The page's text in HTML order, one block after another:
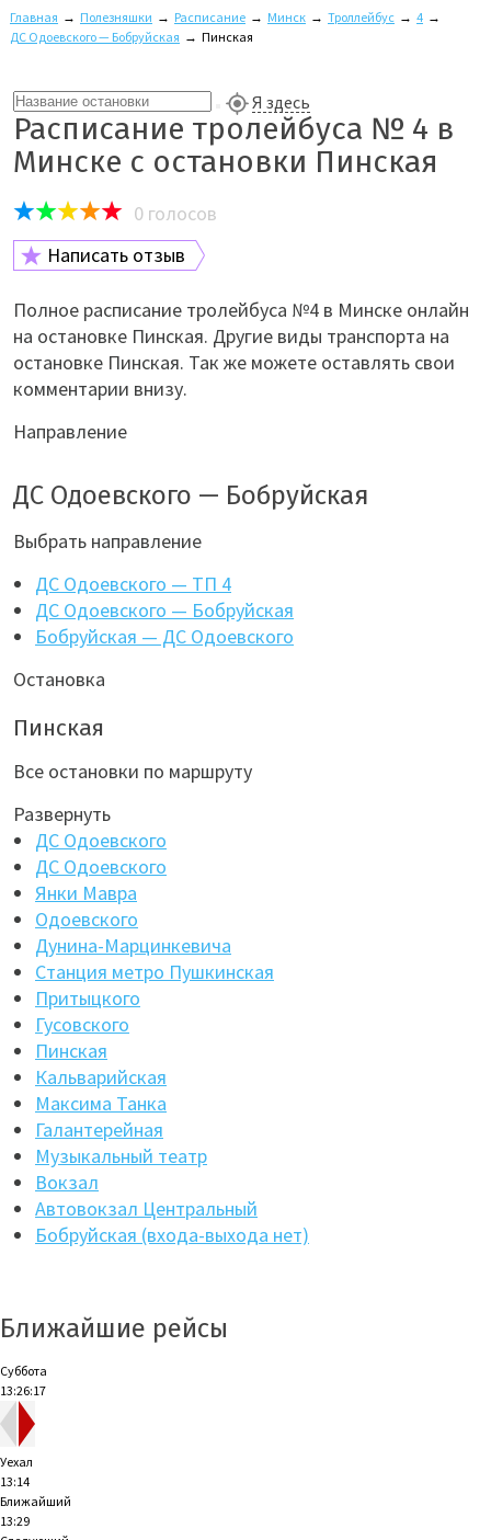
Главная → Полезняшки → Расписание → Минск → Троллейбус → 4 →
ДС Одоевского — Бобруйская → Пинская
Я здесь
Расписание тролейбуса № 4 в
Минске с остановки Пинская
0 голосов
Написать отзыв
Полное расписание тролейбуса №4 в Минске онлайн
на остановке Пинская. Другие виды транспорта на
остановке Пинская. Так же можете оставлять свои
комментарии внизу.
Направление
ДС Одоевского — Бобруйская
Выбрать направление
ДС Одоевского — ТП 4
ДС Одоевского — Бобруйская
Бобруйская — ДС Одоевского
Остановка
Пинская
Все остановки по маршруту
Развернуть
ДС Одоевского
ДС Одоевского
Янки Мавра
Одоевского
Дунина-Марцинкевича
Станция метро Пушкинская
Притыцкого
Гусовского
Пинская
Кальварийская
Максима Танка
Галантерейная
Музыкальный театр
Вокзал
Автовокзал Центральный
Бобруйская (входа-выхода нет)
Ближайшие рейсы
Суббота
13:26:18
Уехал
13:14
Ближайший
13:29